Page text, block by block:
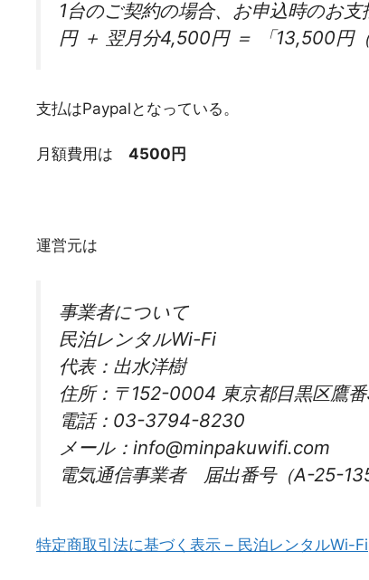
1台のご契約の場合、お申込時のお
円 ＋ 翌月分4,500円 ＝ 「13,500円
支払はPaypalとなっている。
月額費用は 4500円
運営元は
事業者について
民泊レンタルWi-Fi
代表：出水洋樹
住所：〒152-0004 東京都目黒区
電話：03-3794-8230
メール：info@minpakuwifi.com
電気通信事業者 届出番号（A-25-
特定商取引法に基づく表示 – 民泊レンタルWi-Fi